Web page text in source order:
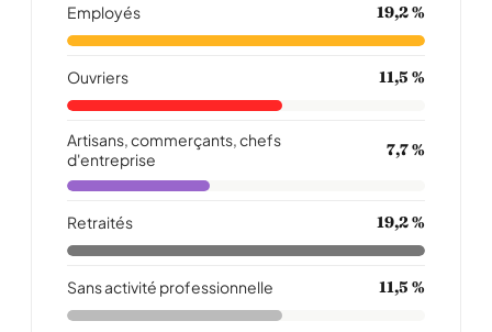
Employés 19,2 %
Ouvriers 11,5 %
Artisans, commerçants, chefs
d'entreprise
7,7 %
Retraités 19,2 %
Sans activité professionnelle 11,5 %